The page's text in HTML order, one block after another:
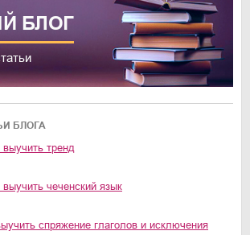
БЛОГ
БЛОГА
выучить тренд
выучить чеченский язык
спряжение глаголов и исключения